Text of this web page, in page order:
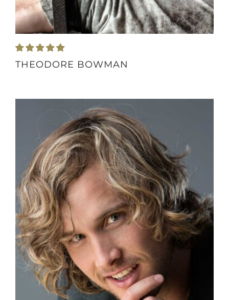
THEODORE BOWMAN
184 cm
weight79 kg
bust112 cm
weist68 cm
hips72 cm